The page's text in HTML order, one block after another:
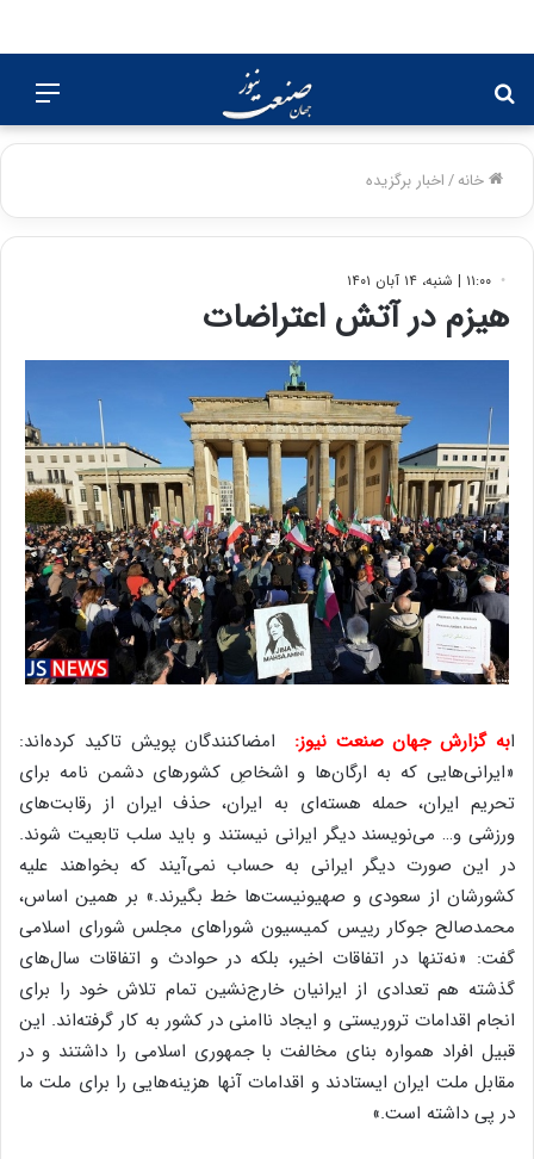
برای
خانه/اخبار برگزیده
۱۱:۰۰ | شنبه، ۱۴ آبان ۱۴۰۱
هیزم در آتش اعتراضات
ابه گزارش جهان صنعت نیوز: امضاکنندگان پویش تاکید کرده‌اند:‌
«‌ایرانی‌هایی که به ارگان‌ها و اشخاصِ کشورهای دشمن نامه برای
تحریم ایران، حمله هسته‌ای به ایران، حذف ایران از رقابت‌های
ورزشی و… می‌نویسند دیگر ایرانی نیستند و باید سلب تابعیت شوند.
در این صورت دیگر ایرانی به حساب نمی‌آیند که بخواهند علیه
کشورشان از سعودی و صهیونیست‌ها خط بگیرند.» بر همین اساس،
محمدصالح جوکار رییس کمیسیون شوراهای مجلس شورای اسلامی
گفت: «‌نه‌تنها در اتفاقات اخیر، بلکه در حوادث و اتفاقات سال‌های
گذشته هم تعدادی از ایرانیان خارج‌نشین تمام تلاش خود را برای
انجام اقدامات تروریستی و ایجاد ناامنی در کشور به کار گرفته‌اند. این
قبیل افراد همواره بنای مخالفت با جمهوری اسلامی را داشتند و در
مقابل ملت ایران ایستادند و اقدامات آنها هزینه‌هایی را برای ملت ما
در پی داشته است.»